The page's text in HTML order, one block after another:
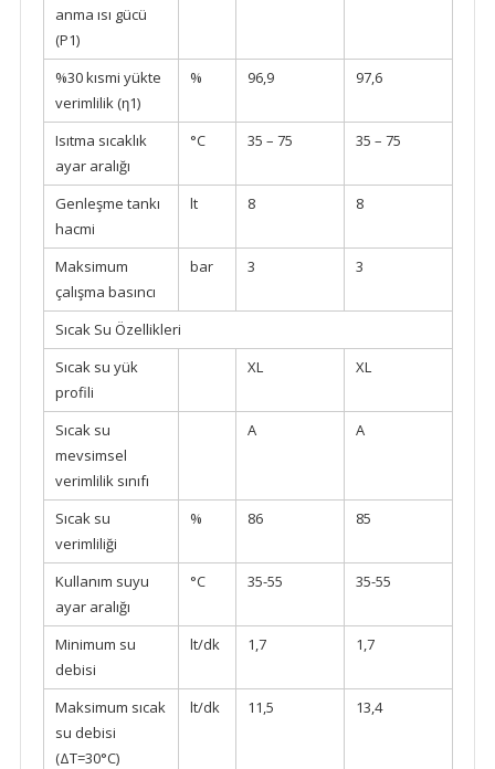
anma ısı gücü
(P1)
%30 kısmi yükte
verimlilik (ƞ1)
% 96,9 97,6
Isıtma sıcaklık
ayar aralığı
°C 35 – 75 35 – 75
Genleşme tankı
hacmi
lt 8 8
Maksimum
çalışma basıncı
bar 3 3
Sıcak Su Özellikleri
Sıcak su yük
profili
XL XL
Sıcak su
mevsimsel
verimlilik sınıfı
A A
Sıcak su
verimliliği
% 86 85
Kullanım suyu
ayar aralığı
°C 35-55 35-55
Minimum su
debisi
lt/dk 1,7 1,7
Maksimum sıcak
su debisi
(ΔT=30°C)
lt/dk 11,5 13,4